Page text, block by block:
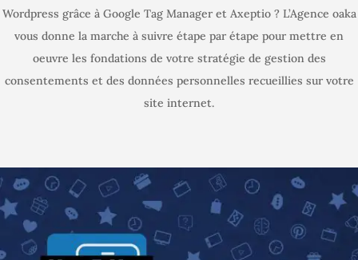
Wordpress grâce à Google Tag Manager et Axeptio ? L’Agence oaka
vous donne la marche à suivre étape par étape pour mettre en
oeuvre les fondations de votre stratégie de gestion des
consentements et des données personnelles recueillies sur votre
site internet.